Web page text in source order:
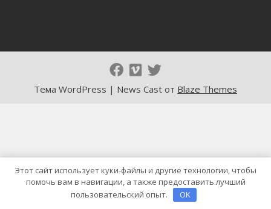
Тема WordPress | News Cast от Blaze Themes
Этот сайт использует куки-файлы и другие технологии, чтобы
помочь вам в навигации, а также предоставить лучший
пользовательский опыт.
OK